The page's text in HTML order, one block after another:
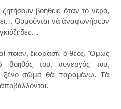
βοήθεια ὅταν τὸ νερό,
Θυμοῦνται νὰ ἀναφωνήσουν
ποιάν, ἔκφρασιν ὁ θεός. Ὅμως
του, συνεργός του,
ξένο σῶμα θὰ παραμένω. Τὰ